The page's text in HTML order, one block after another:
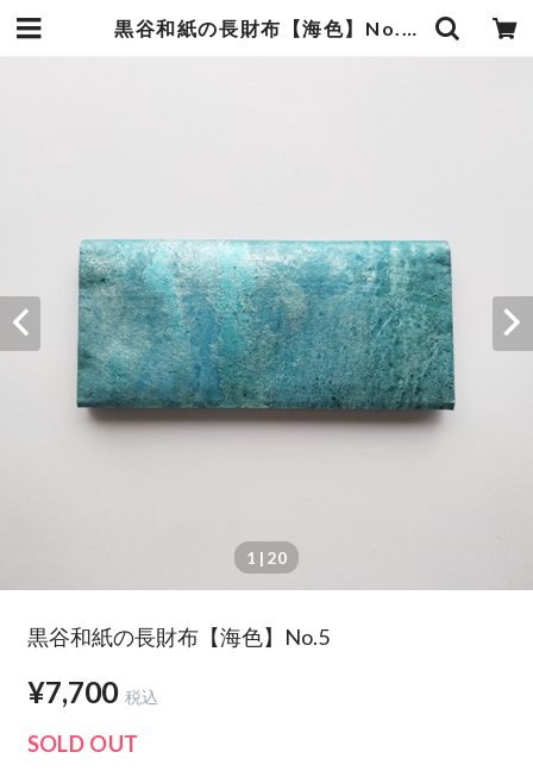
黒谷和紙の長財布【海色】No.5 | 暮らしの中の和紙のかたち
1 | 20
黒谷和紙の長財布【海色】No.5
¥7,700 税込
SOLD OUT